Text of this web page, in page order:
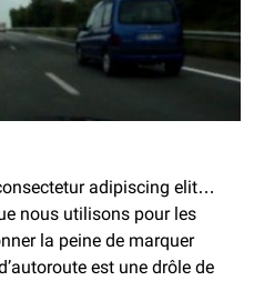
adipiscing elit…
nous utilisons pour les
la peine de marquer
est une drôle de